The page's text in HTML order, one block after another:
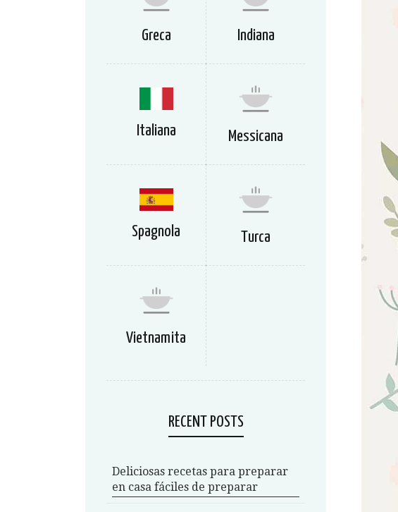
Greca Indiana
Italiana Messicana
Spagnola Turca
Vietnamita
RECENT POSTS
Deliciosas recetas para preparar
en casa fáciles de preparar